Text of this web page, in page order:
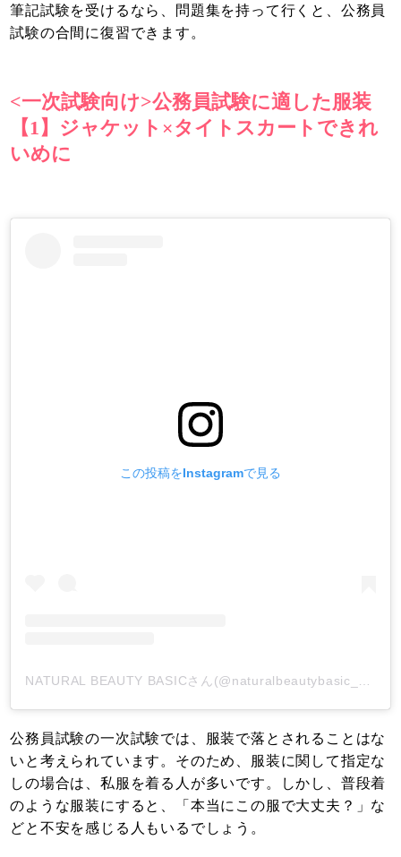
筆記試験を受けるなら、問題集を持って行くと、公務員
試験の合間に復習できます。
<一次試験向け>公務員試験に適した服装
【1】ジャケット×タイトスカートできれ
いめに
この投稿をInstagramで見る
公務員試験の一次試験では、服装で落とされることはな
いと考えられています。そのため、服装に関して指定な
しの場合は、私服を着る人が多いです。しかし、普段着
のような服装にすると、「本当にこの服で大丈夫？」な
どと不安を感じる人もいるでしょう。